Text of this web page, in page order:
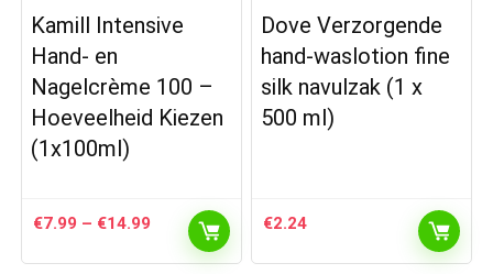
Kamill Intensive
Hand- en
Nagelcrème 100 –
Hoeveelheid Kiezen
(1x100ml)
€7.99 – €14.99 Prijsklasse:
€7.99
tot
Dove Verzorgende
hand-waslotion fine
silk navulzak (1 x
500 ml)
€2.24